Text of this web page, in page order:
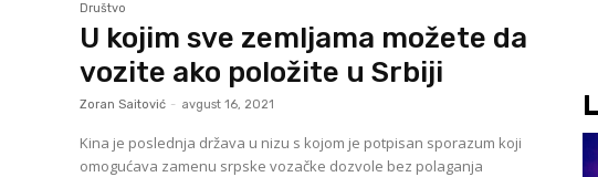
Društvo
U kojim sve zemljama možete da
vozite ako položite u Srbiji
Zoran Saitović - avgust 16, 2021
Kina je poslednja država u nizu s kojom je potpisan sporazum koji
omogućava zamenu srpske vozačke dozvole bez polaganja